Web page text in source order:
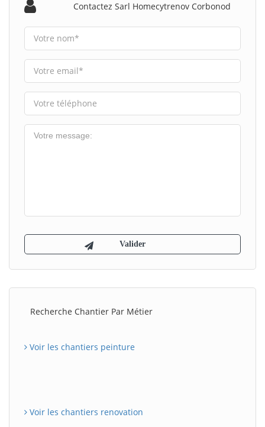
Contactez Sarl Homecytrenov Corbonod
Recherche Chantier Par Métier
Voir les chantiers peinture
Voir les chantiers renovation